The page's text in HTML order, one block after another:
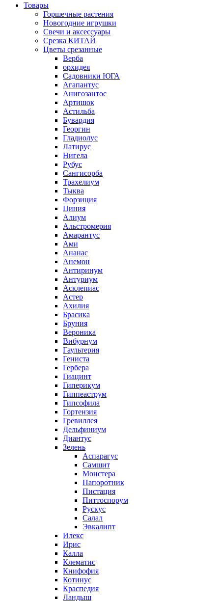
Товары
Горшечные растения
Новогодние игрушки
Свечи и аксессуары
Срезка КИТАЙ
Цветы срезанные
Верба
орхидея
Садовники ЮГА
Агапантус
Анигозантос
Артишок
Астильба
Бувардия
Георгин
Гладиолус
Латирус
Нигела
Рубус
Сангисорба
Трахелиум
Тыква
Форзиция
Циния
Алиум
Альстромерия
Амарантус
Ами
Ананас
Анемон
Антиринум
Антуриум
Асклепиас
Астер
Ахилия
Брасика
Бруния
Вероника
Вибурнум
Гаультерия
Гениста
Гербера
Гиацинт
Гиперикум
Гиппеаструм
Гипсофила
Гортензия
Гревиллея
Дельфиниум
Диантус
Зелень
Аспарагус
Самшит
Монстера
Папоротник
Пистация
Питтоспорум
Рускус
Салал
Эвкалипт
Илекс
Ирис
Калла
Клематис
Книфофия
Котинус
Краспедия
Ландыш